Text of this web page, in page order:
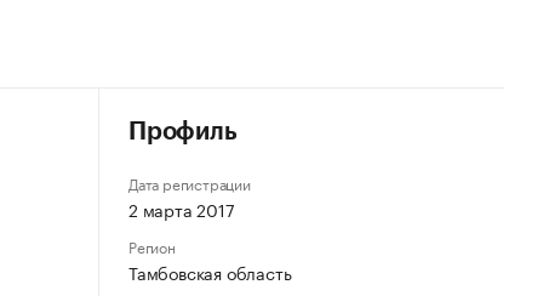
Профиль
Дата регистрации
2 марта 2017
Регион
Тамбовская область